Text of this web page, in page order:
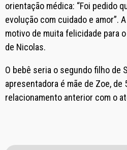
orientação médica: “Foi pedido
evolução com cuidado e amor”.
motivo de muita felicidade para
de Nicolas.
O bebê seria o segundo filho de
apresentadora é mãe de Zoe, de
relacionamento anterior com o